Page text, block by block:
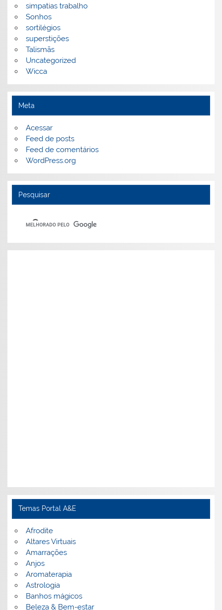
simpatias trabalho
Sonhos
sortilégios
superstições
Talismãs
Uncategorized
Wicca
Meta
Acessar
Feed de posts
Feed de comentários
WordPress.org
Pesquisar
Temas Portal A&E
Afrodite
Altares Virtuais
Amarrações
Anjos
Aromaterapia
Astrologia
Banhos mágicos
Beleza & Bem-estar